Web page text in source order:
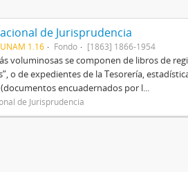
de Jurisprudencia
1.16 Fondo [1863] 1866-1954
voluminosas se componen de libros de
o de expedientes de la Tesorería,
encuadernados por l...
de Jurisprudencia